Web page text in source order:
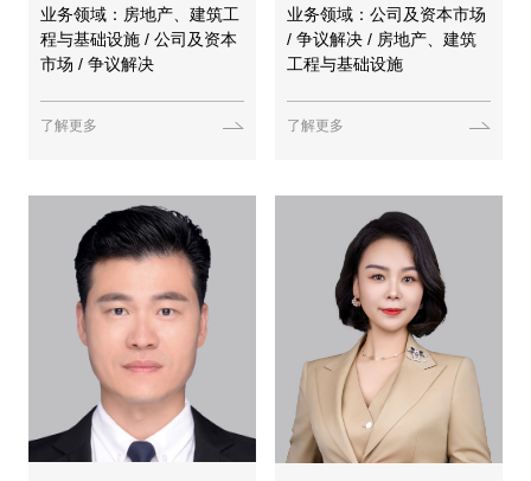
业务领域：房地产、建筑工
程与基础设施 / 公司及资本
市场 / 争议解决
了解更多
业务领域：公司及资本市场
/ 争议解决 / 房地产、建筑
工程与基础设施
了解更多